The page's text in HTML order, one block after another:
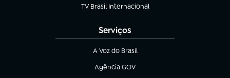
TV Brasil Internacional
(abre em nova aba)
Serviços
A Voz do Brasil
(abre em nova aba)
Agência GOV
(abre em nova aba)